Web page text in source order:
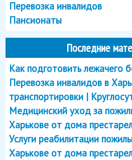
Перевозка инвалидов
Пансионаты
Последние
Как подготовить лежачего
Перевозка инвалидов в
транспортировки |
Медицинский уход за
Харькове от дома
Услуги реабилитации
Харькове от дома